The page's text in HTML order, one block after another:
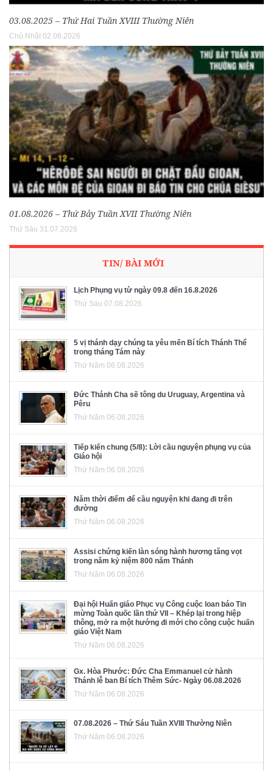
03.08.2025 – Thứ Hai Tuần XVIII Thường Niên
Chủ Nhật 02.08.2026
01.08.2026 – Thứ Bảy Tuần XVII Thường Niên
Thứ Sáu 31.07.2026
TIN/ BÀI MỚI
Lịch Phụng vụ từ ngày 09.8 đến 16.8.2026
Thứ Sáu 07.08.2026
5 vị thánh dạy chúng ta yêu mến Bí tích Thánh Thể
trong tháng Tám này
Thứ Năm 06.08.2026
Đức Thánh Cha sẽ tông du Uruguay, Argentina và
Pêru
Thứ Năm 06.08.2026
Tiếp kiến chung (5/8): Lời cầu nguyện phụng vụ của
Giáo hội
Thứ Năm 06.08.2026
Năm thời điểm để cầu nguyện khi đang đi trên
đường
Thứ Năm 06.08.2026
Assisi chứng kiến làn sóng hành hương tăng vọt
trong năm kỷ niệm 800 năm Thánh
Thứ Năm 06.08.2026
Đại hội Huấn giáo Phục vụ Công cuộc loan báo Tin
mừng Toàn quốc lần thứ VII – Khép lại trong hiệp
thông, mở ra một hướng đi mới cho công cuộc huấn
giáo Việt Nam
Thứ Năm 06.08.2026
Gx. Hòa Phước: Đức Cha Emmanuel cử hành
Thánh lễ ban Bí tích Thêm Sức- Ngày 06.08.2026
Thứ Năm 06.08.2026
07.08.2026 – Thứ Sáu Tuần XVIII Thường Niên
Thứ Năm 06.08.2026